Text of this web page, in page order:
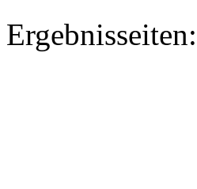
Ergebnisseiten: